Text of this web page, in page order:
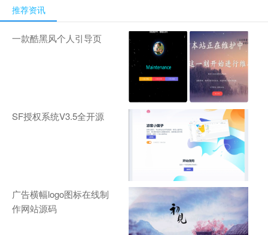
新闻并提供奢侈品
推荐资讯
一款酷黑风个人引导页
SF授权系统V3.5全开源
广告横幅logo图标在线制
作网站源码